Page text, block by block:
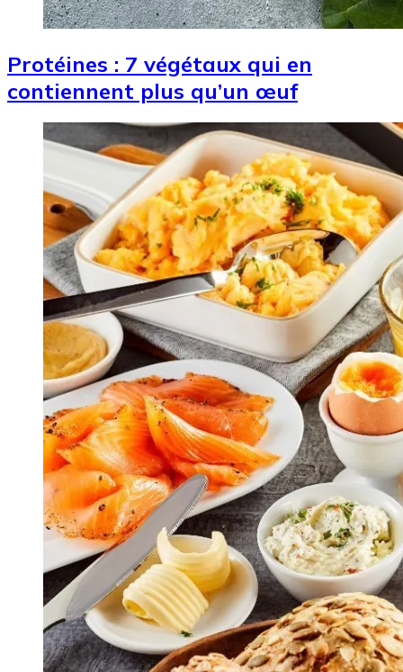
Protéines : 7 végétaux qui en
contiennent plus qu’un œuf
Image